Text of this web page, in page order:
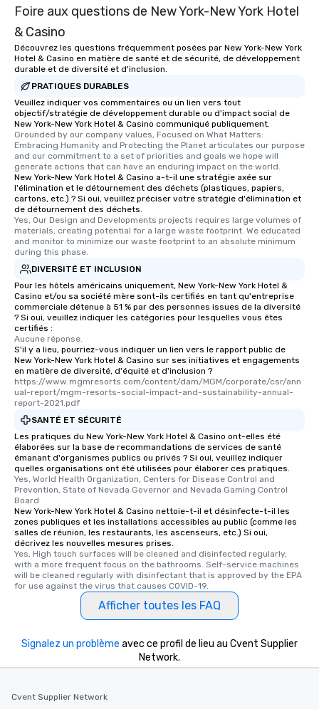
restaurants are within
members a chance to
itinerary. You Get a Dinner and a Show
Our tours offer an
entertainment. All
knowledgeable,
who leads the group
offering engaging
fascinating stories.
interactive
along the way
ensuring there is
convenient outing,
and your guests
a way to try some of
cuisines and dishes.
selected dishes are
from Day to Night
group experience,
key. Whether you
business hours or
you to provide
needs. Go for as Long or as Short as
scheduling, Lip
Tours also provides a
durations. Our
hours, with optional
incentives.
Foire aux questions de New York-New York Hotel
& Casino
Découvrez les questions fréquemment posées par New York-New York
Hotel & Casino en matière de santé et de sécurité, de développement
durable et de diversité et d'inclusion.
PRATIQUES DURABLES
Veuillez indiquer vos commentaires ou un lien vers tout
objectif/stratégie de développement durable ou d'impact social de
New York-New York Hotel & Casino communiqué publiquement.
Grounded by our company values, Focused on What Matters:
Embracing Humanity and Protecting the Planet articulates our purpose
and our commitment to a set of priorities and goals we hope will
generate actions that can have an enduring impact on the world.
New York-New York Hotel & Casino a-t-il une stratégie axée sur
l'élimination et le détournement des déchets (plastiques, papiers,
cartons, etc.) ? Si oui, veuillez préciser votre stratégie d'élimination et
de détournement des déchets.
Yes, Our Design and Developments projects requires large volumes of
materials, creating potential for a large waste footprint. We educated
and monitor to minimize our waste footprint to an absolute minimum
during this phase.
DIVERSITÉ ET INCLUSION
Pour les hôtels américains uniquement, New York-New York Hotel &
Casino et/ou sa société mère sont-ils certifiés en tant qu'entreprise
commerciale détenue à 51 % par des personnes issues de la diversité
? Si oui, veuillez indiquer les catégories pour lesquelles vous êtes
certifiés :
Aucune réponse.
S'il y a lieu, pourriez-vous indiquer un lien vers le rapport public de
New York-New York Hotel & Casino sur ses initiatives et engagements
en matière de diversité, d'équité et d'inclusion ?
https://www.mgmresorts.com/content/dam/MGM/corporate/csr/ann
ual-report/mgm-resorts-social-impact-and-sustainability-annual-
report-2021.pdf
SANTÉ ET SÉCURITÉ
Les pratiques du New York-New York Hotel & Casino ont-elles été
élaborées sur la base de recommandations de services de santé
émanant d'organismes publics ou privés ? Si oui, veuillez indiquer
quelles organisations ont été utilisées pour élaborer ces pratiques.
Yes, World Health Organization, Centers for Disease Control and
Prevention, State of Nevada Governor and Nevada Gaming Control
Board
New York-New York Hotel & Casino nettoie-t-il et désinfecte-t-il les
zones publiques et les installations accessibles au public (comme les
salles de réunion, les restaurants, les ascenseurs, etc.) Si oui,
décrivez les nouvelles mesures prises.
Yes, High touch surfaces will be cleaned and disinfected regularly,
with a more frequent focus on the bathrooms. Self-service machines
will be cleaned regularly with disinfectant that is approved by the EPA
for use against the virus that causes COVID-19.
Afficher toutes les FAQ
Signalez un problème avec ce profil de lieu au Cvent Supplier
Network.
Cvent Supplier Network